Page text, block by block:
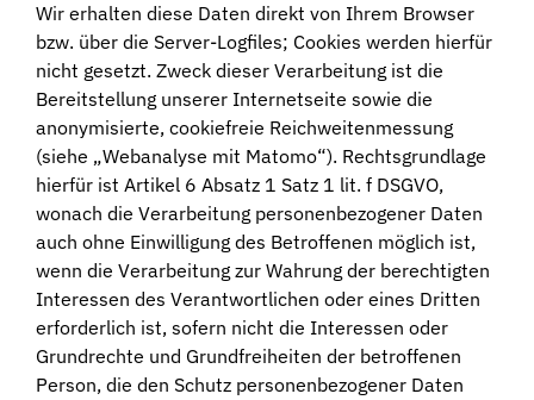
Wir erhalten diese Daten direkt von Ihrem Browser
bzw. über die Server-Logfiles; Cookies werden hierfür
nicht gesetzt. Zweck dieser Verarbeitung ist die
Bereitstellung unserer Internetseite sowie die
anonymisierte, cookiefreie Reichweitenmessung
(siehe „Webanalyse mit Matomo“). Rechtsgrundlage
hierfür ist Artikel 6 Absatz 1 Satz 1 lit. f DSGVO,
wonach die Verarbeitung personenbezogener Daten
auch ohne Einwilligung des Betroffenen möglich ist,
wenn die Verarbeitung zur Wahrung der berechtigten
Interessen des Verantwortlichen oder eines Dritten
erforderlich ist, sofern nicht die Interessen oder
Grundrechte und Grundfreiheiten der betroffenen
Person, die den Schutz personenbezogener Daten